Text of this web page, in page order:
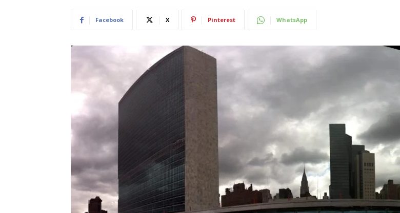
Facebook X Pinterest WhatsApp